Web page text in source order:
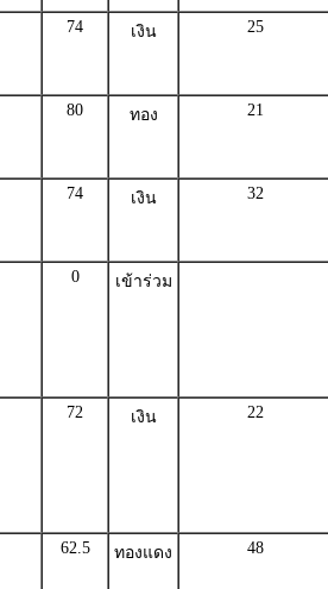
74 เงิน 25
80 ทอง 21
74 เงิน 32
0 เข้าร่วม
72 เงิน 22
62.5 ทองแดง 48